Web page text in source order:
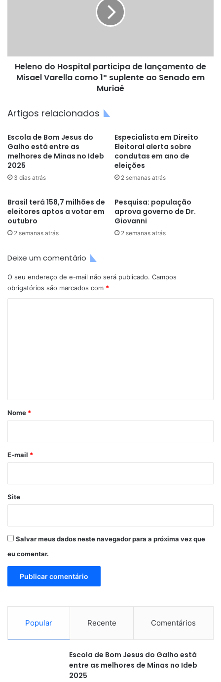
Varella
como
em
Heleno do Hospital participa de lançamento de
Misael Varella como 1º suplente ao Senado em
Muriaé
Artigos relacionados
Escola de Bom Jesus do
Galho está entre as
melhores de Minas no Ideb
2025
3 dias atrás
Especialista em Direito
Eleitoral alerta sobre
condutas em ano de
eleições
2 semanas atrás
Brasil terá 158,7 milhões de
eleitores aptos a votar em
outubro
2 semanas atrás
Pesquisa: população
aprova governo de Dr.
Giovanni
2 semanas atrás
Deixe um comentário
O seu endereço de e-mail não será publicado. Campos
obrigatórios são marcados com *
r
*
Nome *
E-mail *
Site
Salvar meus dados neste navegador para a próxima vez que
eu comentar.
Popular Recente Comentários
Escola de Bom Jesus do Galho está
entre as melhores de Minas no Ideb
2025